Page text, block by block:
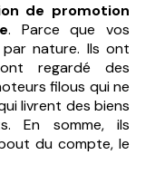
de promotion
. Parce que vos
nature. Ils ont
regardé des
filous qui ne
livrent des biens
En somme, ils
du compte, le